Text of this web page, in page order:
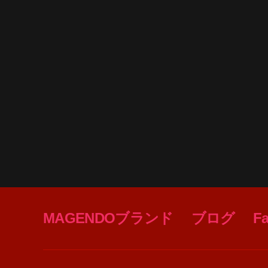
MAGENDOブランド ブログ